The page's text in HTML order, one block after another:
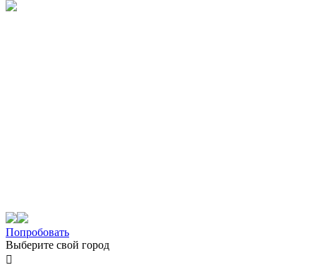
Попробовать
Выберите свой город
